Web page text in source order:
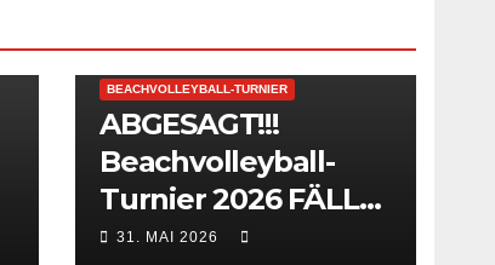
BEACHVOLLEYBALL-TURNIER
ABGESAGT!!!
Beachvolleyball-
Turnier 2026 FÄLLT
AUS!
31. MAI 2026